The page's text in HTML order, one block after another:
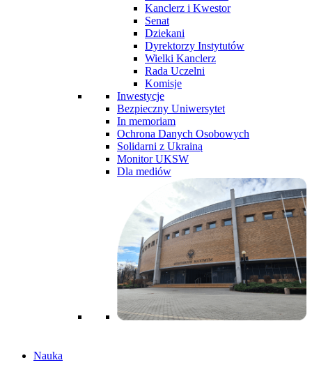
Kanclerz i Kwestor
Senat
Dziekani
Dyrektorzy Instytutów
Wielki Kanclerz
Rada Uczelni
Komisje
Inwestycje
Bezpieczny Uniwersytet
In memoriam
Ochrona Danych Osobowych
Solidarni z Ukrainą
Monitor UKSW
Dla mediów
Nauka